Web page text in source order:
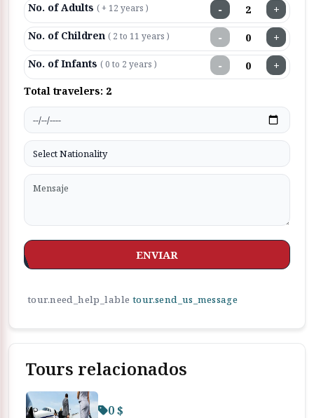
No. of Adults ( + 12 years ) − +
No. of Children ( 2 to 11 years ) − +
No. of Infants ( 0 to 2 years ) − +
Total travelers: 2
ENVIAR
tour.need_help_lable tour.send_us_message
Tours relacionados
0 $